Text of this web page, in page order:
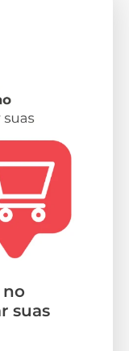
suas